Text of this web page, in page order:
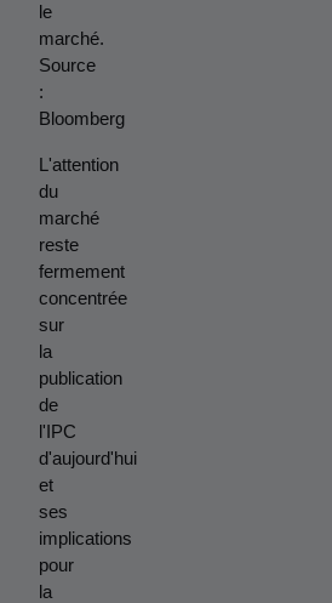
le
marché.
Source
:
Bloomberg
L'attention
du
marché
reste
fermement
concentrée
sur
la
publication
de
l'IPC
d'aujourd'hui
et
ses
implications
pour
la